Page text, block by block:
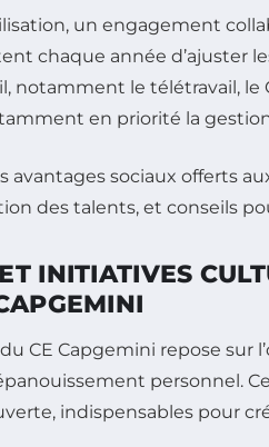
un engagement
chaque année d’ajuster
notamment le télétravail, le
en priorité la
INITIATIVES
CE Capgemini repose sur
personnel.
indispensables pour